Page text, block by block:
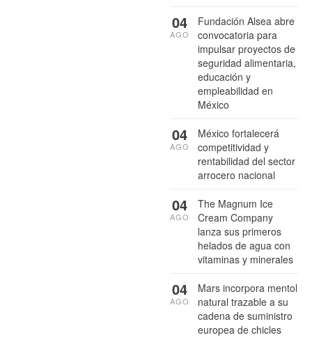
Fundación Alsea abre
convocatoria para
impulsar proyectos de
seguridad alimentaria,
educación y
empleabilidad en
México
04
AGO
México fortalecerá
competitividad y
rentabilidad del sector
arrocero nacional
04
AGO
The Magnum Ice
Cream Company
lanza sus primeros
helados de agua con
vitaminas y minerales
04
AGO
Mars incorpora mentol
natural trazable a su
cadena de suministro
europea de chicles
04
AGO